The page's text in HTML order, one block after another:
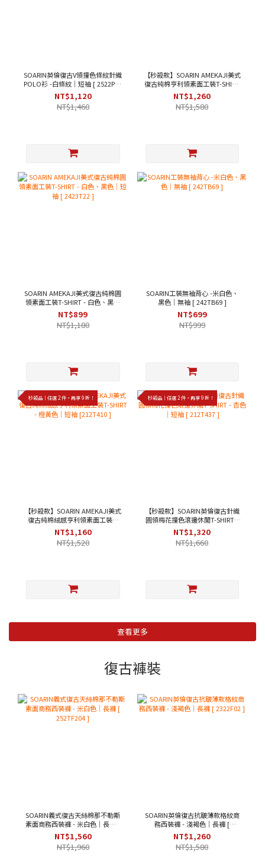
SOARIN英倫復古V領撞色條紋針織
POLO衫 -白條紋｜短袖 [ 2522P33
]
NT$1,120
NT$1,460
【秒殺款】SOARIN AMEKAJI美式
復古純棉亨利領素面工裝T-SHIRT
- 米黃色｜短袖 [ 2423T31 ]
NT$1,260
NT$1,580
SOARIN AMEKAJI美式復古純棉圓
領素面工裝T-SHIRT - 白色、黑色
｜短袖 [ 2423T22 ]
NT$899
NT$1,180
SOARIN工裝無袖背心 -米白色、
黑色｜無袖 [ 242TB69 ]
NT$699
NT$999
秒殺品｜任選 2 件，再享 9 折！
【秒殺款】SOARIN AMEKAJI美式
復古純棉絨感亨利領素面工裝T-
SHIRT - 橙黃色｜短袖 [212T410 ]
NT$1,160
NT$1,520
秒殺品｜任選 2 件，再享 9 折！
【秒殺款】SOARIN英倫復古針織
圓領梅花撞色滾邊休閒T-SHIRT -
杏色｜短袖 [ 212T437 ]
NT$1,320
NT$1,660
查看更多
復古褲裝
SOARIN義式復古天絲棉那不勒斯
素面商務西裝褲 - 米白色｜長褲 [
252TF204 ]
NT$1,560
NT$1,960
SOARIN英倫復古抗皺薄款格紋商
務西裝褲 - 淺褐色｜長褲 [
2322F02 ]
NT$1,260
NT$1,580